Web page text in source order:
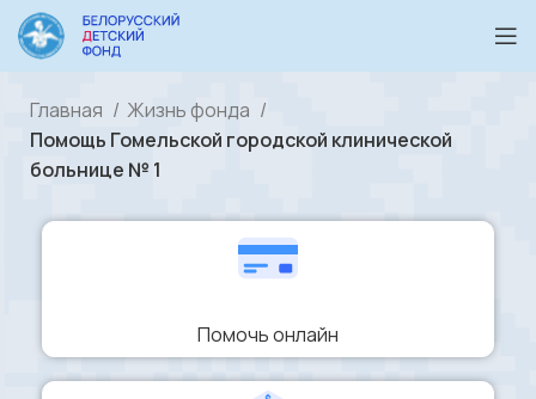
Главная
Жизнь фонда
Помощь Гомельской городской клинической
больнице № 1
Помочь онлайн